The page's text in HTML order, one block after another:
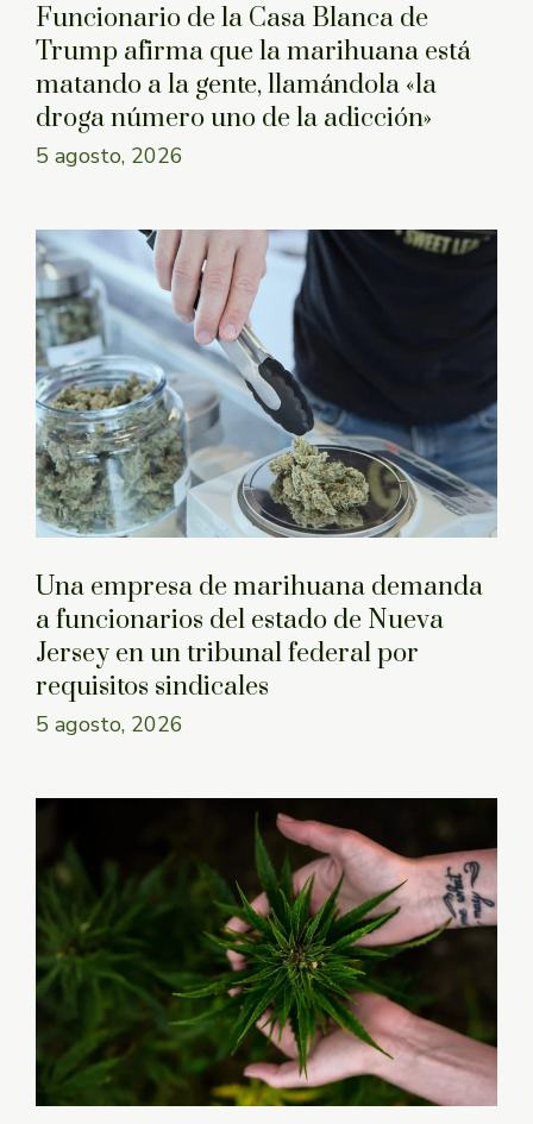
Funcionario de la Casa Blanca de
Trump afirma que la marihuana está
matando a la gente, llamándola «la
droga número uno de la adicción»
5 agosto, 2026
Una empresa de marihuana demanda
a funcionarios del estado de Nueva
Jersey en un tribunal federal por
requisitos sindicales
5 agosto, 2026